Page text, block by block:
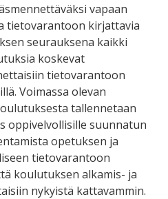
vapaan
tietovarantoon kirjattavia
seurauksena kaikki
koskevat
tietovarantoon
Voimassa olevan
tallennetaan
oppivelvollisille suunnatun
opetuksen ja
tietovarantoon
koulutuksen alkamis- ja
nykyistä kattavammin.